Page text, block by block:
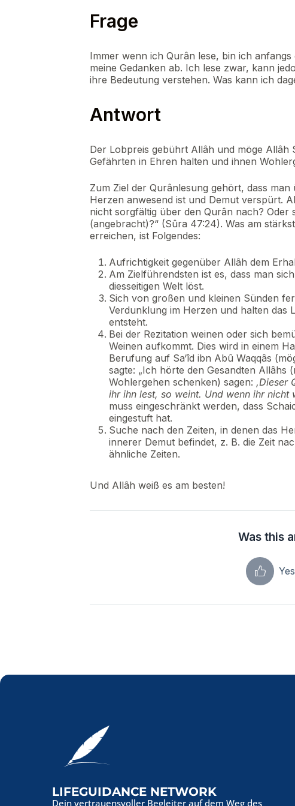
Frage
Immer wenn ich Qurân lese, bin ich
meine Gedanken ab. Ich lese zwar, kann
ihre Bedeutung verstehen. Was kann ich
Antwort
Der Lobpreis gebührt Allâh und möge Allâh
Gefährten in Ehren halten und ihnen
Zum Ziel der Qurânlesung gehört, dass
Herzen anwesend ist und Demut verspürt.
nicht sorgfältig über den Qurân nach? Oder
(angebracht)?“ (Sûra 47:24). Was am
erreichen, ist Folgendes:
Aufrichtigkeit gegenüber Allâh dem
Am Zielführendsten ist es, dass man
diesseitigen Welt löst.
Sich von großen und kleinen Sünden
Verdunklung im Herzen und halten das
entsteht.
Bei der Rezitation weinen oder sich
Weinen aufkommt. Dies wird in einem
Berufung auf Sa‘îd ibn Abû Waqqâs
sagte: „Ich hörte den Gesandten Allâhs
Wohlergehen schenken) sagen: ‚Dieser
ihr ihn lest, so weint. Und wenn ihr nicht
muss eingeschränkt werden, dass
eingestuft hat.
Suche nach den Zeiten, in denen das
innerer Demut befindet, z. B. die Zeit
ähnliche Zeiten.
Und Allâh weiß es am besten!
Was this
Yes
LIFEGUIDANCE NETWORK
Dein vertrauensvoller Begleiter auf dem Weg des